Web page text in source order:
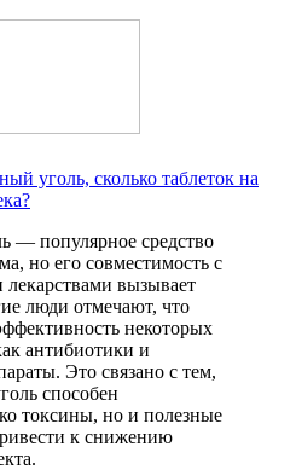
уголь, сколько таблеток на
— популярное средство
но его совместимость с
вызывает
люди отмечают, что
некоторых
антибиотики и
Это связано с тем,
способен
токсины, но и полезные
к снижению